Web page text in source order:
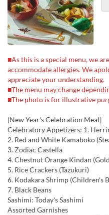
■As this is a special menu, we
accommodate allergies. We
appreciate your understanding.
■The menu may change
■The photo is for illustrative
[New Year's Celebration Meal]
Celebratory Appetizers: 1.
2. Red and White Kamaboko
3. Zodiac Castella
4. Chestnut Orange Kindan
5. Rice Crackers (Tazukuri)
6. Kodakara Shrimp (Children's
7. Black Beans
Sashimi: Today's Sashimi
Assorted Garnishes